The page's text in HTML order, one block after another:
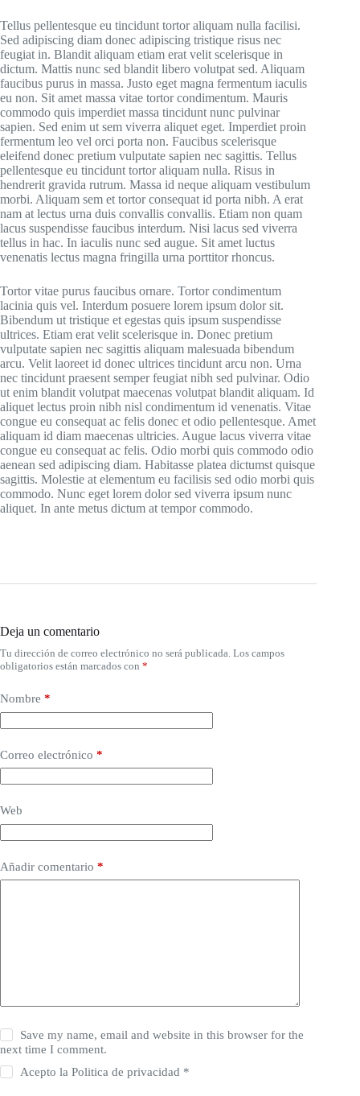
Tellus pellentesque eu tincidunt tortor aliquam nulla facilisi.
Sed adipiscing diam donec adipiscing tristique risus nec
feugiat in. Blandit aliquam etiam erat velit scelerisque in
dictum. Mattis nunc sed blandit libero volutpat sed. Aliquam
faucibus purus in massa. Justo eget magna fermentum iaculis
eu non. Sit amet massa vitae tortor condimentum. Mauris
commodo quis imperdiet massa tincidunt nunc pulvinar
sapien. Sed enim ut sem viverra aliquet eget. Imperdiet proin
fermentum leo vel orci porta non. Faucibus scelerisque
eleifend donec pretium vulputate sapien nec sagittis. Tellus
pellentesque eu tincidunt tortor aliquam nulla. Risus in
hendrerit gravida rutrum. Massa id neque aliquam vestibulum
morbi. Aliquam sem et tortor consequat id porta nibh. A erat
nam at lectus urna duis convallis convallis. Etiam non quam
lacus suspendisse faucibus interdum. Nisi lacus sed viverra
tellus in hac. In iaculis nunc sed augue. Sit amet luctus
venenatis lectus magna fringilla urna porttitor rhoncus.
Tortor vitae purus faucibus ornare. Tortor condimentum
lacinia quis vel. Interdum posuere lorem ipsum dolor sit.
Bibendum ut tristique et egestas quis ipsum suspendisse
ultrices. Etiam erat velit scelerisque in. Donec pretium
vulputate sapien nec sagittis aliquam malesuada bibendum
arcu. Velit laoreet id donec ultrices tincidunt arcu non. Urna
nec tincidunt praesent semper feugiat nibh sed pulvinar. Odio
ut enim blandit volutpat maecenas volutpat blandit aliquam. Id
aliquet lectus proin nibh nisl condimentum id venenatis. Vitae
congue eu consequat ac felis donec et odio pellentesque. Amet
aliquam id diam maecenas ultricies. Augue lacus viverra vitae
congue eu consequat ac felis. Odio morbi quis commodo odio
aenean sed adipiscing diam. Habitasse platea dictumst quisque
sagittis. Molestie at elementum eu facilisis sed odio morbi quis
commodo. Nunc eget lorem dolor sed viverra ipsum nunc
aliquet. In ante metus dictum at tempor commodo.
Deja un comentario
Tu dirección de correo electrónico no será publicada. Los campos
obligatorios están marcados con *
Nombre *
Correo electrónico *
Web
Añadir comentario *
Save my name, email and website in this browser for the
next time I comment.
Acepto laPolitica de privacidad *